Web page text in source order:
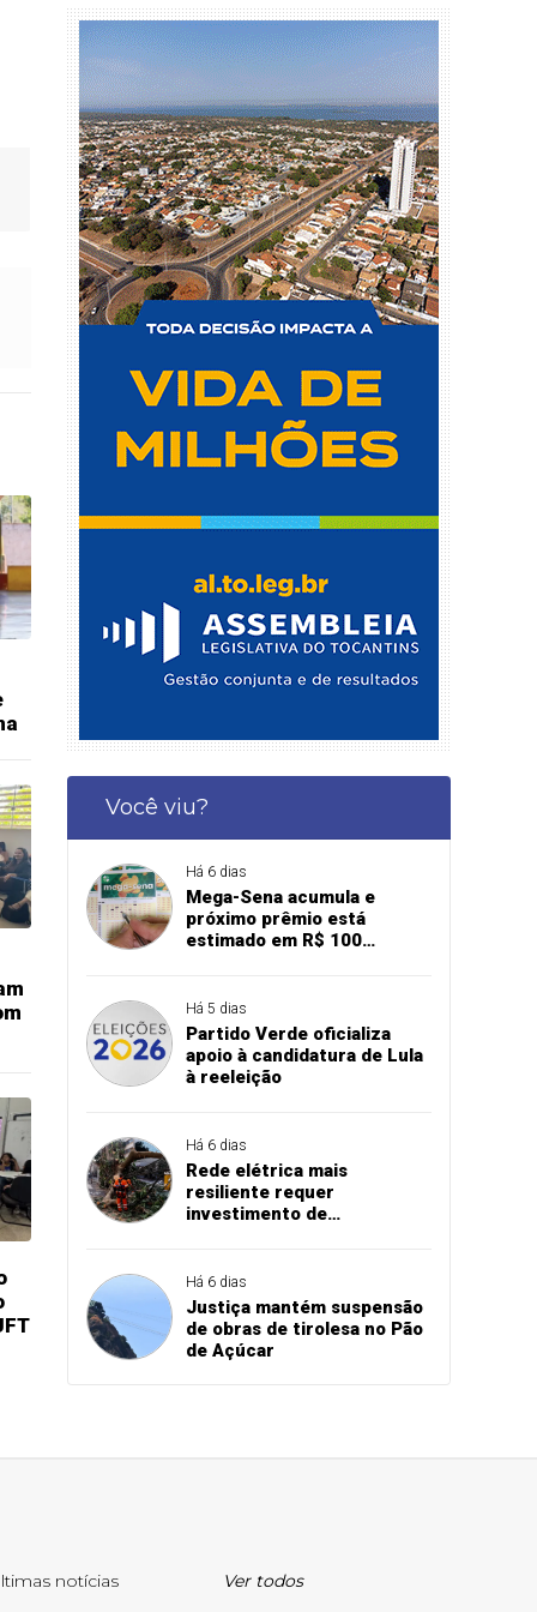
Você viu?
Há 6 dias
Mega-Sena acumula e
próximo prêmio está
estimado em R$ 100
Há 5 dias
Partido Verde oficializa
apoio à candidatura de Lula
à reeleição
Há 6 dias
Rede elétrica mais
resiliente requer
investimento de
Há 6 dias
Justiça mantém suspensão
de obras de tirolesa no Pão
de Açúcar
notícias Ver todos